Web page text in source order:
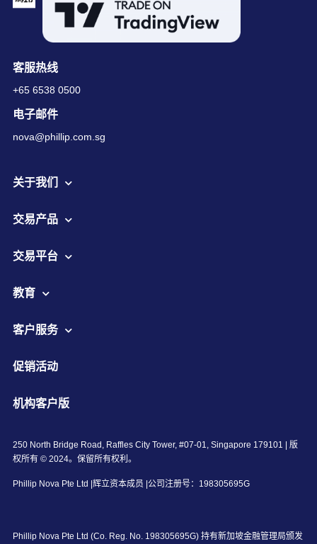
客服热线
+65 6538 0500
电子邮件
nova@phillip.com.sg
关于我们
交易产品
交易平台
教育
客户服务
促销活动
机构客户版
250 North Bridge Road, Raffles City Tower, #07-01, Singapore 179101 | 版
权所有 © 2024。保留所有权利。
Phillip Nova Pte Ltd |辉立资本成员 |公司注册号：198305695G
Phillip Nova Pte Ltd (Co. Reg. No. 198305695G) 持有新加坡金融管理局颁发